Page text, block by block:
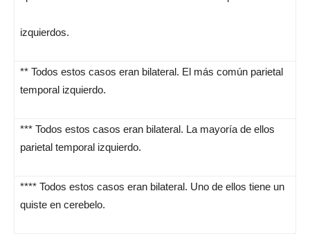
izquierdos.
** Todos estos casos eran bilateral. El más común parietal
temporal izquierdo.
*** Todos estos casos eran bilateral. La mayoría de ellos
parietal temporal izquierdo.
**** Todos estos casos eran bilateral. Uno de ellos tiene un
quiste en cerebelo.